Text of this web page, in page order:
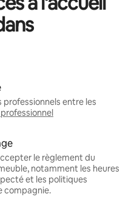
entre les
le règlement du
notamment les heures
et les politiques
compagnie.